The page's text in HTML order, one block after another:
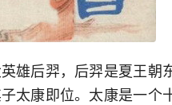
雄后羿，后羿是夏王朝
太康即位。太康是一个